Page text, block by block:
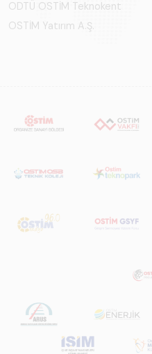
ODTÜ OSTİM Teknokent
OSTİM Yatırım A.Ş.